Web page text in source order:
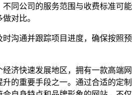
不同公司的服务范围与收费标准可能
对比。
沟通并跟踪项目进度，确保按照预
济快速发展地区，拥有一款高端网
的重要手段之一。通过合适的定制